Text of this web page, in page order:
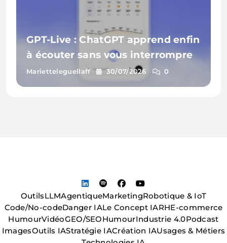
GPT-Live : ChatGPT apprend enfin
à écouter sans vous interrompre
Marietteleguellaff 30/07/2026 0
OutilsLLMAgentiqueMarketingRobotique & IoT
Code/No-codeDanger IALe Concept IARHE-commerce
HumourVidéoGEO/SEOHumourIndustrie 4.0Podcast
ImagesOutils IAStratégie IACréation IAUsages & Métiers